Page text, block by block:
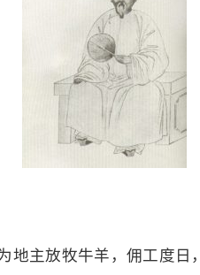
地主放牧牛羊，佣工度